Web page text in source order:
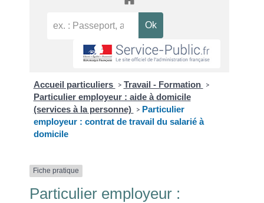
Accueil particuliers > Travail - Formation >
Particulier employeur : aide à domicile
(services à la personne) > Particulier
employeur : contrat de travail du salarié à
domicile
Fiche pratique
Particulier employeur :